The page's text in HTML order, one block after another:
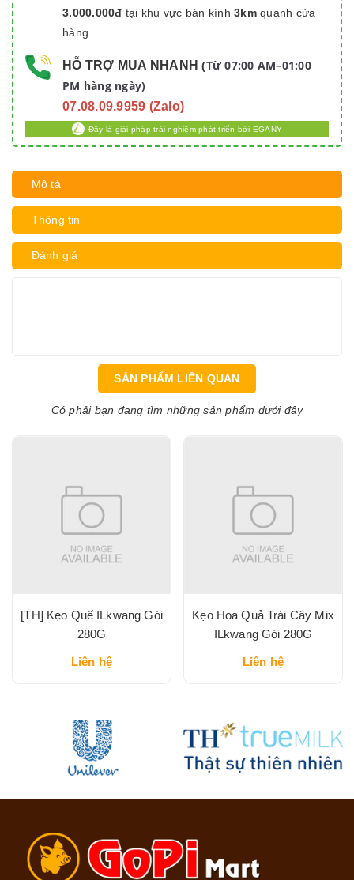
3.000.000đ tại khu vực bán kính 3kmquanh cửa
hàng.
HỖ TRỢ MUA NHANH (Từ 07:00 AM–01:00
PM hàng ngày)
07.08.09.9959 (Zalo)
Đây là giải pháp trải nghiệm phát triển bởi EGANY
Mô tả
Thông tin
Đánh giá
SẢN PHẨM LIÊN QUAN
Có phải bạn đang tìm những sản phẩm dưới đây
[TH] Kẹo Quế ILkwang Gói
280G
Liên hệ
Kẹo Hoa Quả Trái Cây Mix
ILkwang Gói 280G
Liên hệ